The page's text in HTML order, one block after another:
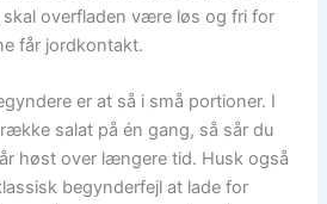
skal overfladen være løs og fri for
får jordkontakt.
er at så i små portioner. I
salat på én gang, så sår du
høst over længere tid. Husk også
begynderfejl at lade for